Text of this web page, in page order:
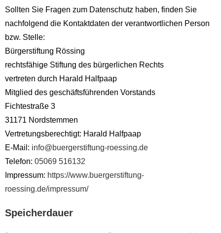
Sollten Sie Fragen zum Datenschutz haben, finden Sie
nachfolgend die Kontaktdaten der verantwortlichen Person
bzw. Stelle:
Bürgerstiftung Rössing
rechtsfähige Stiftung des bürgerlichen Rechts
vertreten durch Harald Halfpaap
Mitglied des geschäftsführenden Vorstands
Fichtestraße 3
31171 Nordstemmen
Vertretungsberechtigt: Harald Halfpaap
E-Mail: info@buergerstiftung-roessing.de
Telefon: 05069 516132
Impressum: https://www.buergerstiftung-
roessing.de/impressum/
Speicherdauer